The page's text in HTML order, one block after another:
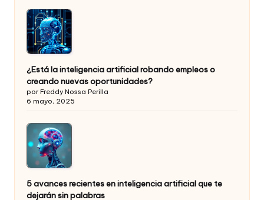
¿Está la inteligencia artificial robando empleos o
creando nuevas oportunidades?
por Freddy Nossa Perilla
6 mayo, 2025
5 avances recientes en inteligencia artificial que te
dejarán sin palabras